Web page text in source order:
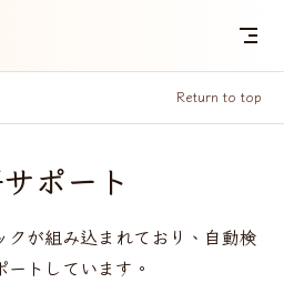
Return to top
ポート
クが組み込まれており、自動検
トしています。